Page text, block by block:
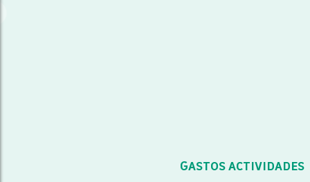
GASTOS ACTIVIDADES